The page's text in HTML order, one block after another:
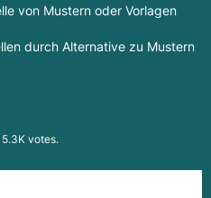
von Mustern oder Vorlagen
durch Alternative zu Mustern
5.3K votes.